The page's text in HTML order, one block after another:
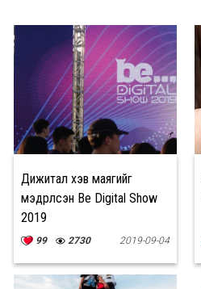
Дижитал хэв маягийг
мэдрүүлсэн Be Digital Show
2019
99 2730 2019-09-04